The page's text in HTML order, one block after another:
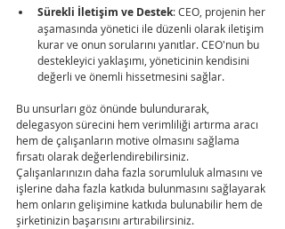
Sürekli İletişim ve Destek: CEO, projenin her
aşamasında yönetici ile düzenli olarak iletişim
kurar ve onun sorularını yanıtlar. CEO'nun bu
destekleyici yaklaşımı, yöneticinin kendisini
değerli ve önemli hissetmesini sağlar.
Bu unsurları göz önünde bulundurarak,
delegasyon sürecini hem verimliliği artırma aracı
hem de çalışanların motive olmasını sağlama
fırsatı olarak değerlendirebilirsiniz.
Çalışanlarınızın daha fazla sorumluluk almasını ve
işlerine daha fazla katkıda bulunmasını sağlayarak
hem onların gelişimine katkıda bulunabilir hem de
şirketinizin başarısını artırabilirsiniz.